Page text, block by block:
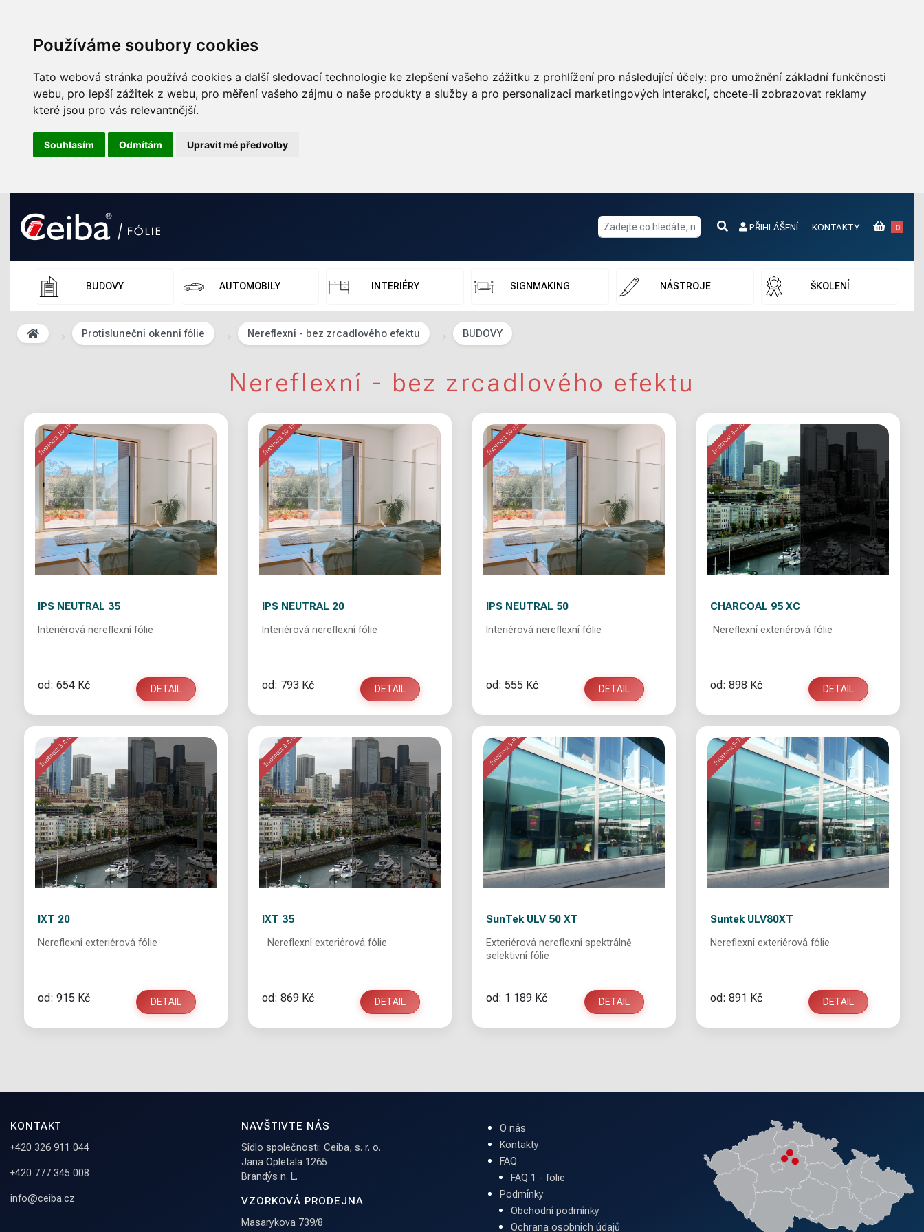
Používáme soubory cookies
Tato webová stránka používá cookies a další sledovací technologie ke zlepšení vašeho zážitku z prohlížení pro následující účely: pro umožnění základní funkčnosti
webu, pro lepší zážitek z webu, pro měření vašeho zájmu o naše produkty a služby a pro personalizaci marketingových interakcí, chcete-li zobrazovat reklamy
které jsou pro vás relevantnější.
Souhlasím Odmítám Upravit mé předvolby
PŘIHLÁŠENÍ KONTAKTY 0
BUDOVY AUTOMOBILY INTERIÉRY SIGNMAKING NÁSTROJE ŠKOLENÍ
Protisluneční okenní fólie Nereflexní - bez zrcadlového efektu BUDOVY
Nereflexní - bez zrcadlového efektu
IPS NEUTRAL 35
Interiérová nereflexní fólie
od: 654 Kč DETAIL
IPS NEUTRAL 20
Interiérová nereflexní fólie
od: 793 Kč DETAIL
IPS NEUTRAL 50
Interiérová nereflexní fólie
od: 555 Kč DETAIL
CHARCOAL 95 XC
Nereflexní exteriérová fólie
od: 898 Kč DETAIL
IXT 20
Nereflexní exteriérová fólie
od: 915 Kč DETAIL
IXT 35
Nereflexní exteriérová fólie
od: 869 Kč DETAIL
SunTek ULV 50 XT
Exteriérová nereflexní spektrálně
selektivní fólie
od: 1 189 Kč DETAIL
Suntek ULV80XT
Nereflexní exteriérová fólie
od: 891 Kč DETAIL
KONTAKT
+420 326 911 044
+420 777 345 008
info@ceiba.cz
NAVŠTIVTE NÁS
Sídlo společnosti: Ceiba, s. r. o.
Jana Opletala 1265
Brandýs n. L.
VZORKOVÁ PRODEJNA
Masarykova 739/8
O nás
Kontakty
FAQ
FAQ 1 - folie
Podmínky
Obchodní podmínky
Ochrana osobních údajů